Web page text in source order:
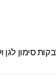
סימון לגן